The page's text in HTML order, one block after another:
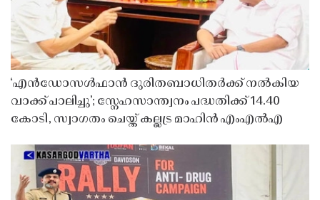
‘എൻഡോസൾഫാൻ ദുരിതബാധിതർക്ക് നൽകിയ
വാക്ക് പാലിച്ചു’; സ്നേഹസാന്ത്വനം പദ്ധതിക്ക് 14.40
കോടി, സ്വാഗതം ചെയ്ത് കല്ലട്ര മാഹിൻ എംഎൽഎ